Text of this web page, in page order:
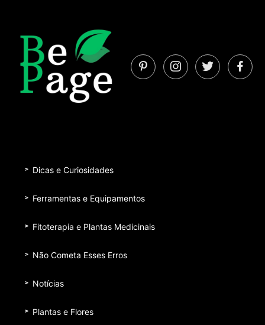
Dicas e Curiosidades
Ferramentas e Equipamentos
Fitoterapia e Plantas Medicinais
Não Cometa Esses Erros
Notícias
Plantas e Flores